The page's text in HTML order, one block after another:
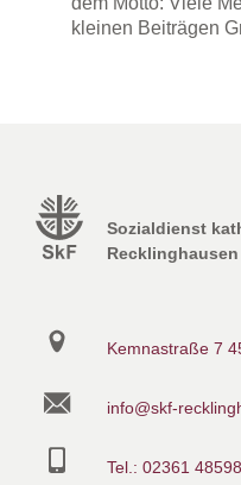
kleinen Beiträgen
Sozialdienst
Recklinghausen
Kemnastraße 7
info@skf-
Tel.: 02361